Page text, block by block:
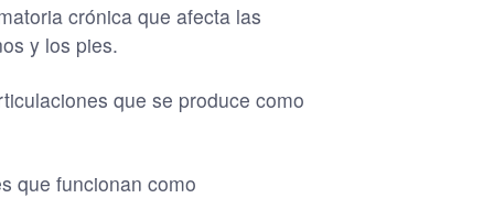
crónica que afecta las
y los pies.
que se produce como
que funcionan como